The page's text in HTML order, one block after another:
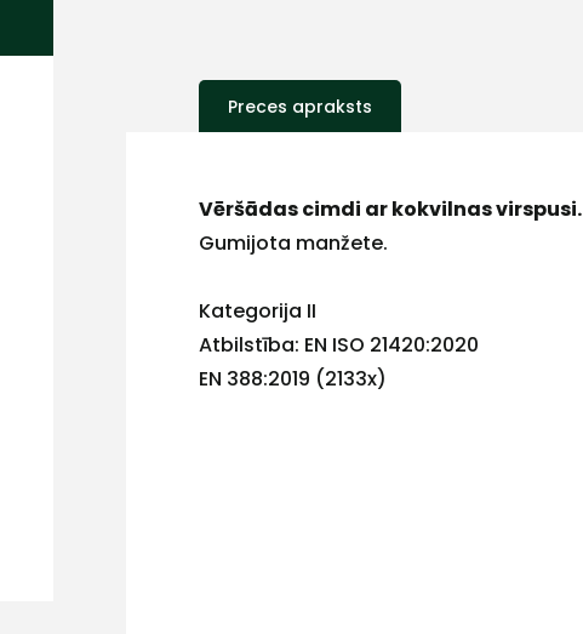
Preces apraksts
Vēršādas cimdi ar kokvilnas virspusi.
Gumijota manžete.
Kategorija II
Atbilstība: EN ISO 21420:2020
EN 388:2019 (2133x)
+